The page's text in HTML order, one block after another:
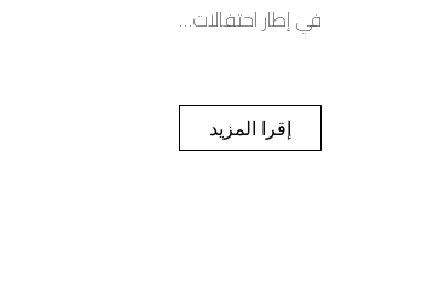
في إطار احتفالات…
إقرا المزيد